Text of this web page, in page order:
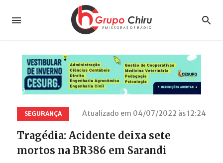
SEGURANÇA Atualizado em 04/07/2022 às 12:24
Tragédia: Acidente deixa sete
mortos na BR386 em Sarandi